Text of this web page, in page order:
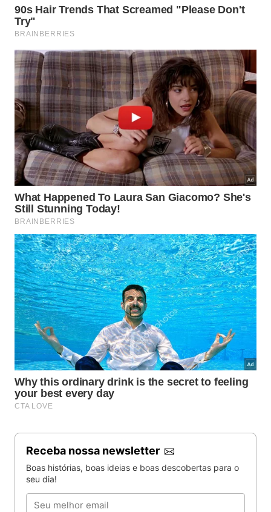
Receba nossa newsletter
Boas histórias, boas ideias e boas descobertas para o
seu dia!
Email